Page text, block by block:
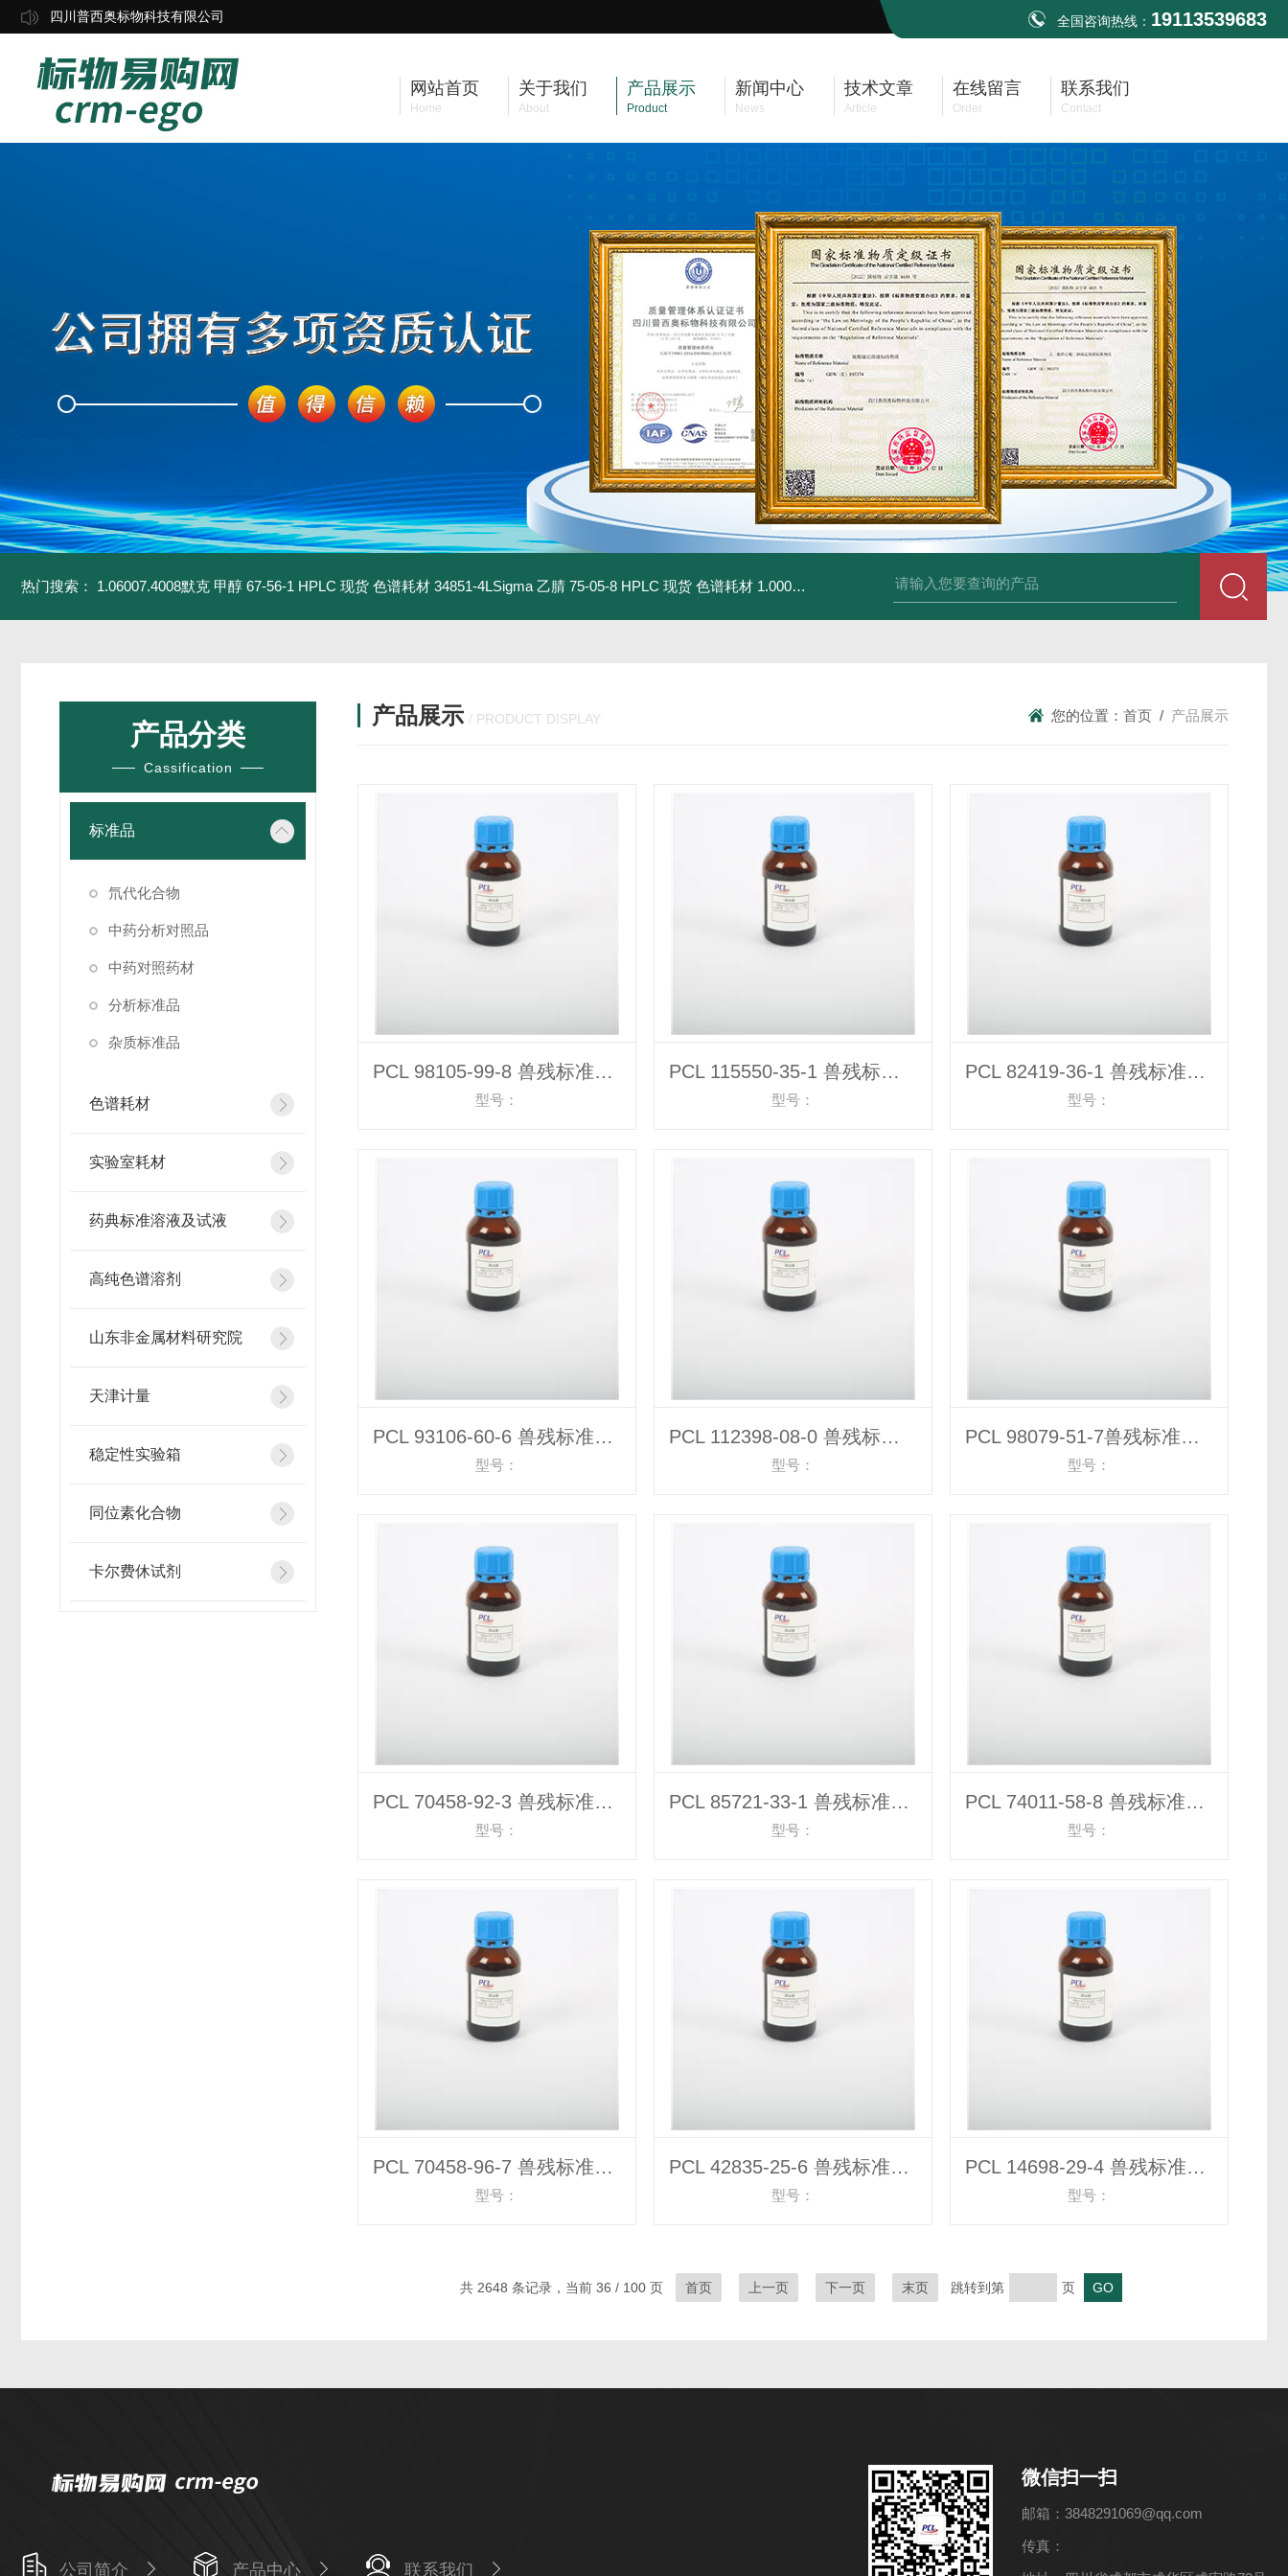
四川普西奥标物科技有限公司 全国咨询热线： 19113539683
网站首页
Home
关于我们
About
产品展示
Product
新闻中心
News
技术文章
Article
在线留言
Order
联系我们
Contact
热门搜索： 1.06007.4008默克 甲醇 67-56-1 HPLC 现货 色谱耗材 34851-4LSigma 乙腈 75-05-8 HPLC 现货 色谱耗材 1.00030.4008默克 乙腈 75-05-8 HPLC 现货 色谱耗材 34860-4L-Rsigma 甲醇 67-
产品分类
Cassification
标准品
氘代化合物
中药分析对照品
中药对照药材
分析标准品
杂质标准品
色谱耗材
实验室耗材
药典标准溶液及试液
高纯色谱溶剂
山东非金属材料研究院
天津计量
稳定性实验箱
同位素化合物
卡尔费休试剂
产品展示 / PRODUCT DISPLAY 您的位置： 首页 / 产品展示
PCL 98105-99-8 兽残标准物质
型号：
PCL 115550-35-1 兽残标准物质
型号：
PCL 82419-36-1 兽残标准物质
型号：
PCL 93106-60-6 兽残标准物质
型号：
PCL 112398-08-0 兽残标准物质
型号：
PCL 98079-51-7兽残标准物质
型号：
PCL 70458-92-3 兽残标准物质
型号：
PCL 85721-33-1 兽残标准物质
型号：
PCL 74011-58-8 兽残标准物质
型号：
PCL 70458-96-7 兽残标准物质
型号：
PCL 42835-25-6 兽残标准物质
型号：
PCL 14698-29-4 兽残标准物质
型号：
共 2648 条记录，当前 36 / 100 页 首页 上一页 下一页 末页 跳转到第 页
公司简介 产品中心 联系我们
微信扫一扫
邮箱：3848291069@qq.com
传真：